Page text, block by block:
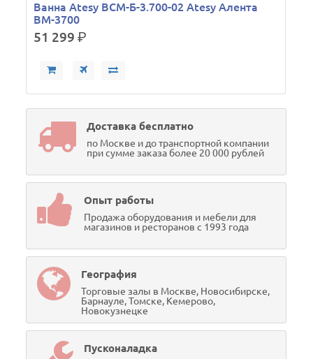
Ванна Atesy ВСМ-Б-3.700-02 Atesy Алента
ВМ-3700
51 299р.
Доставка бесплатно
по Москве и до транспортной компании
при сумме заказа более 20 000 рублей
Опыт работы
Продажа оборудования и мебели для
магазинов и ресторанов с 1993 года
География
Торговые залы в Москве, Новосибирске,
Барнауле, Томске, Кемерово,
Новокузнецке
Пусконаладка